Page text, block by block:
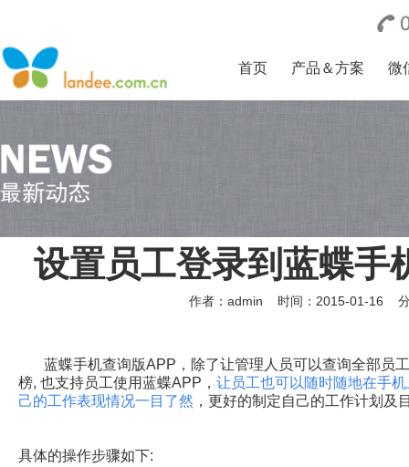
首页 产品＆方案 微
设置员工登录到蓝蝶手
作者：admin 时间：2015-01-16
蓝蝶手机查询版APP，除了让管理人员可以查询全部员
榜, 也支持员工使用蓝蝶APP， 让员工也可以随时随地在手
己的工作表现情况一目了然 ，更好的制定自己的工作计划及
具体的操作步骤如下: